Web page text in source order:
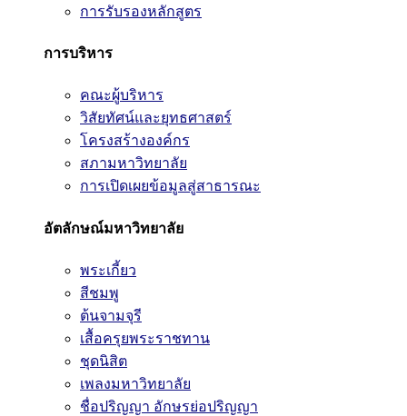
การรับรองหลักสูตร
การบริหาร
คณะผู้บริหาร
วิสัยทัศน์และยุทธศาสตร์
โครงสร้างองค์กร
สภามหาวิทยาลัย
การเปิดเผยข้อมูลสู่สาธารณะ
อัตลักษณ์มหาวิทยาลัย
พระเกี้ยว
สีชมพู
ต้นจามจุรี
เสื้อครุยพระราชทาน
ชุดนิสิต
เพลงมหาวิทยาลัย
ชื่อปริญญา อักษรย่อปริญญา